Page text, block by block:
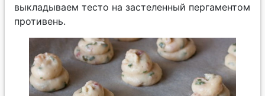
выкладываем тесто на застеленный пергаментом
противень.